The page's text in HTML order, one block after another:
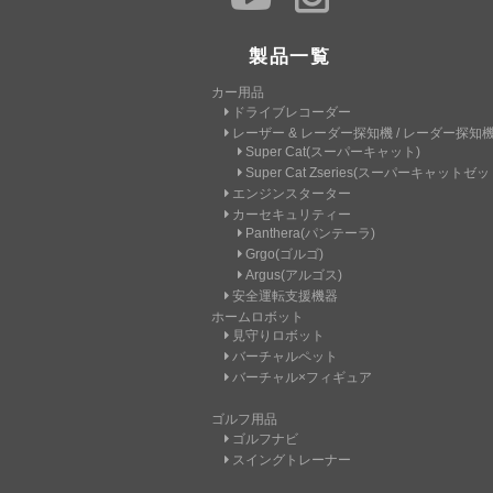
製品一覧
カー用品
ドライブレコーダー
レーザー & レーダー探知機 / レーダー探知機
Super Cat(スーパーキャット)
Super Cat Zseries(スーパーキャットゼッ
エンジンスターター
カーセキュリティー
Panthera(パンテーラ)
Grgo(ゴルゴ)
Argus(アルゴス)
安全運転支援機器
ホームロボット
見守りロボット
バーチャルペット
バーチャル×フィギュア
ゴルフ用品
ゴルフナビ
スイングトレーナー